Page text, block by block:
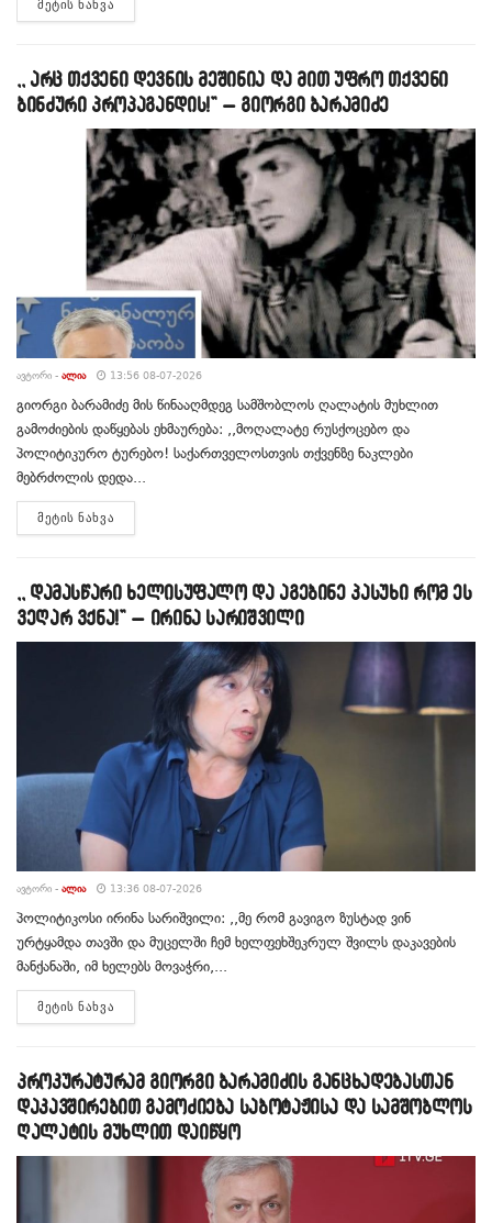
ᲛᲔᲢᲘᲡ ᲜᲐᲮᲕᲐ
,, არც თქვენი დევნის მეშინია და მით უფრო თქვენი
ბინძური პროპაგანდის!” – გიორგი ბარამიძე
ᲐᲕᲢᲝᲠᲘ - ᲐᲚᲘᲐ 13:56 08-07-2026
გიორგი ბარამიძე მის წინააღმდეგ სამშობლოს ღალატის მუხლით
გამოძიების დაწყებას ეხმაურება: ,,მოღალატე რუსქოცებო და
პოლიტიკურო ტურებო! საქართველოსთვის თქვენზე ნაკლები
მებრძოლის დედა...
ᲛᲔᲢᲘᲡ ᲜᲐᲮᲕᲐ
,, დამასწარი ხელისუფალო და აგებინე პასუხი რომ ეს
ვეღარ ვქნა!” – ირინა სარიშვილი
ᲐᲕᲢᲝᲠᲘ - ᲐᲚᲘᲐ 13:36 08-07-2026
პოლიტიკოსი ირინა სარიშვილი: ,,მე რომ გავიგო ზუსტად ვინ
ურტყამდა თავში და მუცელში ჩემ ხელფეხშეკრულ შვილს დაკავების
მანქანაში, იმ ხელებს მოვაჭრი,...
ᲛᲔᲢᲘᲡ ᲜᲐᲮᲕᲐ
პროკურატურამ გიორგი ბარამიძის განცხადებასთან
დაკავშირებით გამოძიება საბოტაჟისა და სამშობლოს
ღალატის მუხლით დაიწყო